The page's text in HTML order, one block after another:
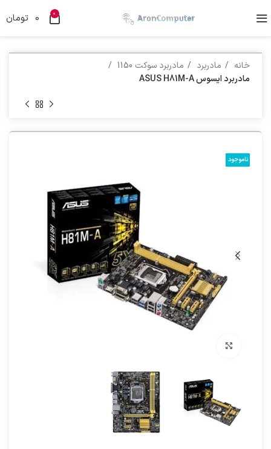
0
0 تومان
خانه مادربرد
مادربرد سوکت 1150
مادربرد ایسوس ASUS H81M-A
ناموجود